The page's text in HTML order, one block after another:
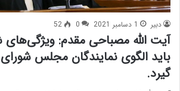
دبیر 1 دسامبر 2021 0
52
آیت الله مصباحی مقدم:
باید الگوی نمایندگان مجلس شورای
گیرد.